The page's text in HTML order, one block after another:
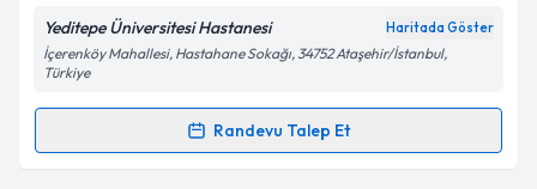
E-posta Adresiniz
Kişisel verilerimin işlenmesine ilişkin
Metni'ni okudum ve kişisel verilerimin belirtilen
Yeditepe Üniversitesi Hastanesi Haritada Göster
İçerenköy Mahallesi, Hastahane Sokağı, 34752 Ataşehir/İstanbul,
Türkiye
Randevu Talep Et
Randevu Takvimi Talebi